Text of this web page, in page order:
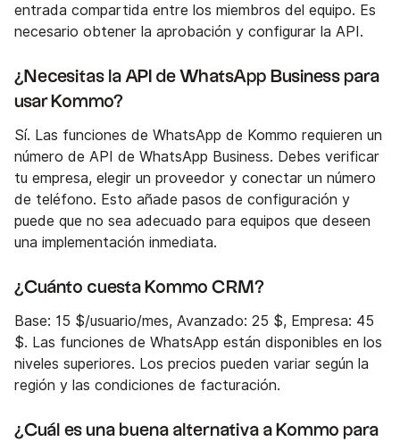
entrada compartida entre los miembros del equipo. Es
necesario obtener la aprobación y configurar la API.
¿Necesitas la API de WhatsApp Business para
usar Kommo?
Sí. Las funciones de WhatsApp de Kommo requieren un
número de API de WhatsApp Business. Debes verificar
tu empresa, elegir un proveedor y conectar un número
de teléfono. Esto añade pasos de configuración y
puede que no sea adecuado para equipos que deseen
una implementación inmediata.
¿Cuánto cuesta Kommo CRM?
Base: 15 $/usuario/mes, Avanzado: 25 $, Empresa: 45
$. Las funciones de WhatsApp están disponibles en los
niveles superiores. Los precios pueden variar según la
región y las condiciones de facturación.
¿Cuál es una buena alternativa a Kommo para